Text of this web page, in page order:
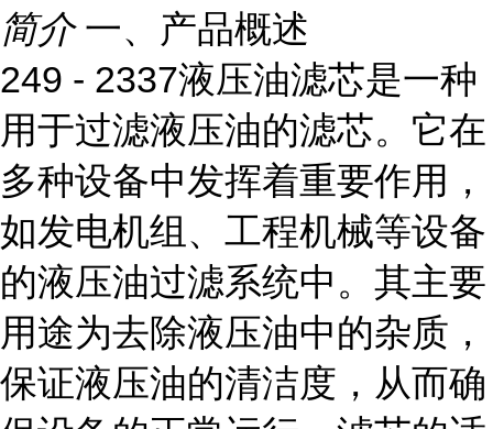
简介 一、产品概述
249 - 2337液压油滤芯是一种
用于过滤液压油的滤芯。它在
多种设备中发挥着重要作用，
如发电机组、工程机械等设备
的液压油过滤系统中。其主要
用途为去除液压油中的杂质，
保证液压油的清洁度，从而确